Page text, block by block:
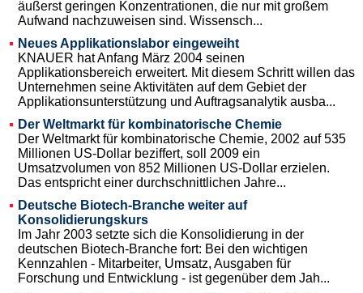
äußerst geringen Konzentrationen, die nur mit großem
Aufwand nachzuweisen sind. Wissensch...
Neues Applikationslabor eingeweiht
KNAUER hat Anfang März 2004 seinen
Applikationsbereich erweitert. Mit diesem Schritt willen das
Unternehmen seine Aktivitäten auf dem Gebiet der
Applikationsunterstützung und Auftragsanalytik ausba...
Der Weltmarkt für kombinatorische Chemie
Der Weltmarkt für kombinatorische Chemie, 2002 auf 535
Millionen US-Dollar beziffert, soll 2009 ein
Umsatzvolumen von 852 Millionen US-Dollar erzielen.
Das entspricht einer durchschnittlichen Jahre...
Deutsche Biotech-Branche weiter auf
Konsolidierungskurs
Im Jahr 2003 setzte sich die Konsolidierung in der
deutschen Biotech-Branche fort: Bei den wichtigen
Kennzahlen - Mitarbeiter, Umsatz, Ausgaben für
Forschung und Entwicklung - ist gegenüber dem Jah...